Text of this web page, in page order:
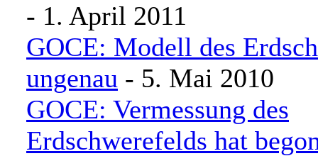
- 1. April 2011
GOCE: Modell des
ungenau - 5. Mai 2010
GOCE: Vermessung des
Erdschwerefelds hat